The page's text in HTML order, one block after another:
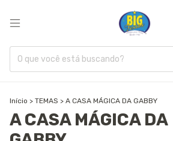
Início > TEMAS > A CASA MÁGICA DA GABBY
A CASA MÁGICA DA